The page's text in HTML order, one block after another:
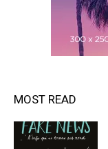
MOST READ